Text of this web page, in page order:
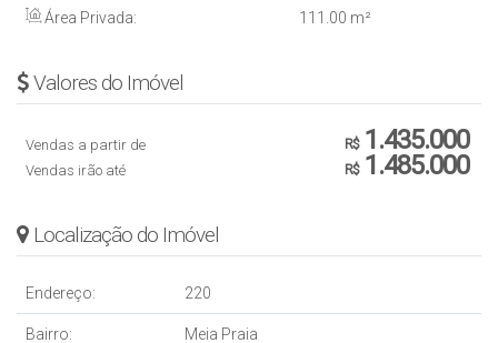
Área Privada: 111 .00 m²
Valores do Imóvel
R$1.435.000
Vendas a partir de
R$1.485.000
Vendas irão até
Localização do Imóvel
Endereço: 220
Bairro: Meia Praia